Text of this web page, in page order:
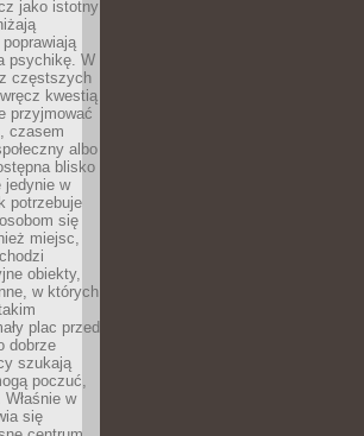
jako istotny
psychikę. W
częstszych
kwestią
przyjmować
czasem
albo
blisko
jedynie w
potrzebuje
się
miejsc,
obiekty,
w których
plac przed
dobrze
szukają
poczuć,
w
się